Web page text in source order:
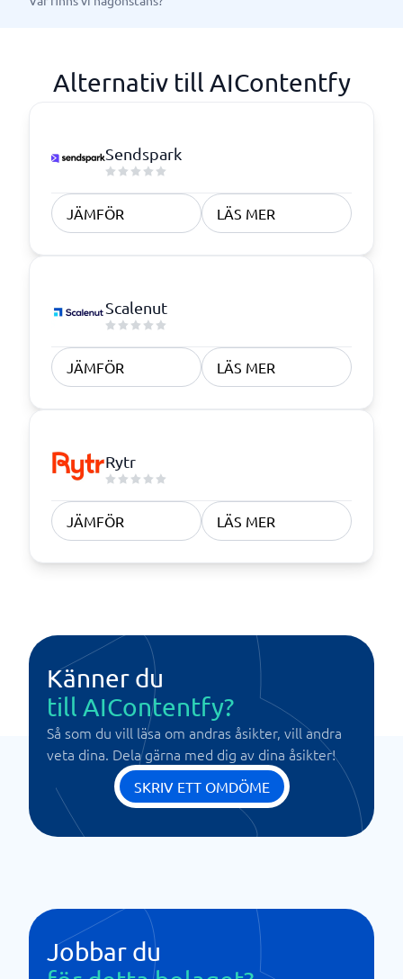
Alternativ till AIContentfy
Sendspark
JÄMFÖR LÄS MER
Scalenut
JÄMFÖR LÄS MER
Rytr
JÄMFÖR LÄS MER
Känner du
till AIContentfy?
Så som du vill läsa om andras åsikter, vill andra
veta dina. Dela gärna med dig av dina åsikter!
SKRIV ETT OMDÖME
Jobbar du